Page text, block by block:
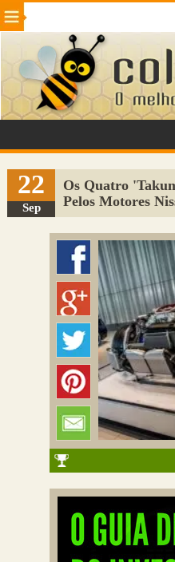
Beleza Cinema e TV
Internet Jogos NotÃ­cias
VeÃ­culos Adulto
Sugerir Link
Adicionar Blog
Colmeia Exchange
Perguntas Frequentes
22
Sep
Os Quatro
Pelos Motores